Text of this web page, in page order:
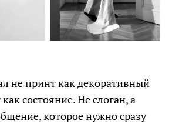
не принт как декоративный
как состояние. Не слоган, а
которое нужно сразу